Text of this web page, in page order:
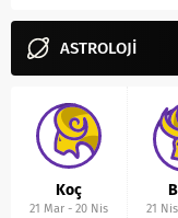
ASTROLOJİ
Koç
21 Mar -20 Nis 21 Nis